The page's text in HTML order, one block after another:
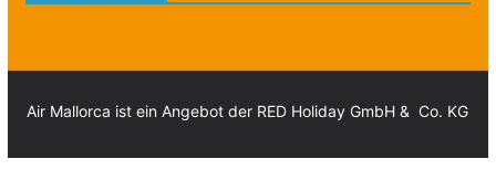
Air Mallorca ist ein Angebot der RED Holiday GmbH & Co. KG